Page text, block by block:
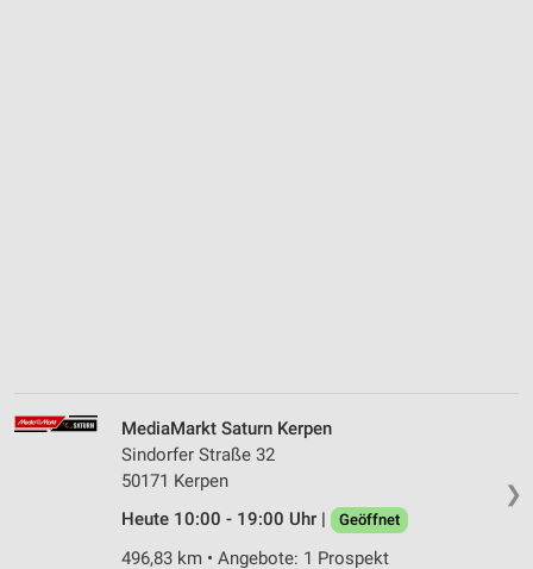
❯
MediaMarkt Saturn Kerpen
Sindorfer Straße 32
50171 Kerpen
Heute 10:00 - 19:00 Uhr |
Geöffnet
496,83 km • Angebote: 1 Prospekt